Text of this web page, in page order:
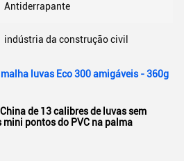
Antiderrapante
indústria da construção civil
luvas Eco 300 amigáveis - 360g
de 13 calibres de luvas sem
pontos do PVC na palma